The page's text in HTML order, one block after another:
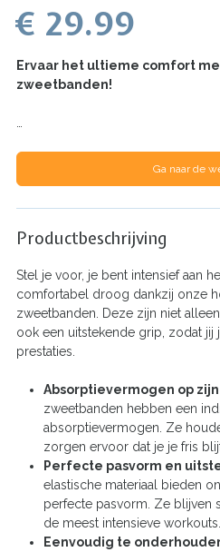
€ 29.99
Ervaar het ultieme comfort
zweetbanden!
Ga naar de
Productbeschrijving
Stel je voor, je bent intensief aan
comfortabel droog dankzij onze
zweetbanden. Deze zijn niet
ook een uitstekende grip, zodat
prestaties.
Absorptievermogen op
zweetbanden hebben een
absorptievermogen. Ze
zorgen ervoor dat je je fris
Perfecte pasvorm en
elastische materiaal bieden
perfecte pasvorm. Ze blijven
de meest intensieve workouts.
Eenvoudig te